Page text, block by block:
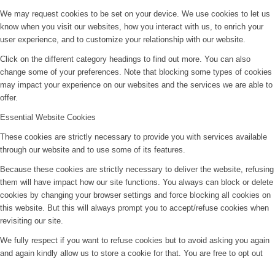
We may request cookies to be set on your device. We use cookies to let us
know when you visit our websites, how you interact with us, to enrich your
user experience, and to customize your relationship with our website.
Click on the different category headings to find out more. You can also
change some of your preferences. Note that blocking some types of cookies
may impact your experience on our websites and the services we are able to
offer.
Essential Website Cookies
These cookies are strictly necessary to provide you with services available
through our website and to use some of its features.
Because these cookies are strictly necessary to deliver the website, refusing
them will have impact how our site functions. You always can block or delete
cookies by changing your browser settings and force blocking all cookies on
this website. But this will always prompt you to accept/refuse cookies when
revisiting our site.
We fully respect if you want to refuse cookies but to avoid asking you again
and again kindly allow us to store a cookie for that. You are free to opt out